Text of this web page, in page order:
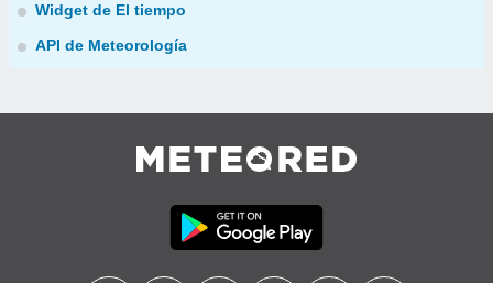
Widget de El tiempo
API de Meteorología